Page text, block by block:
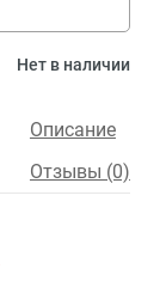
Нет в наличии
Описание
Отзывы (0)